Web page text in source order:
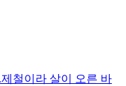
철이라 살이 오른 바